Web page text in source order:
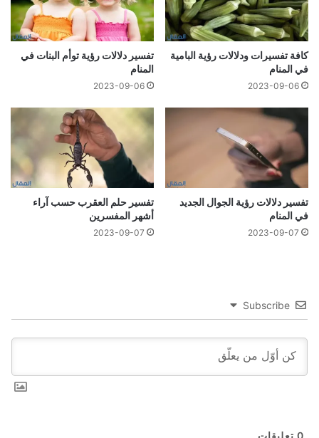
كافة تفسيرات ودلالات رؤية البامية
في المنام
2023-09-06
تفسير دلالات رؤية توأم البنات في
المنام
2023-09-06
تفسير دلالات رؤية الجوال الجديد
في المنام
2023-09-07
تفسير حلم العقرب حسب آراء
أشهر المفسرين
2023-09-07
Subscribe